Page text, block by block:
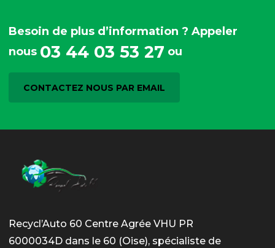
Besoin de plus d’information ? Appeler
nous 03 44 03 53 27 ou
CONTACTEZ NOUS PAR EMAIL
Recycl’Auto 60 Centre Agrée VHU PR
6000034D dans le 60 (Oise), spécialiste de